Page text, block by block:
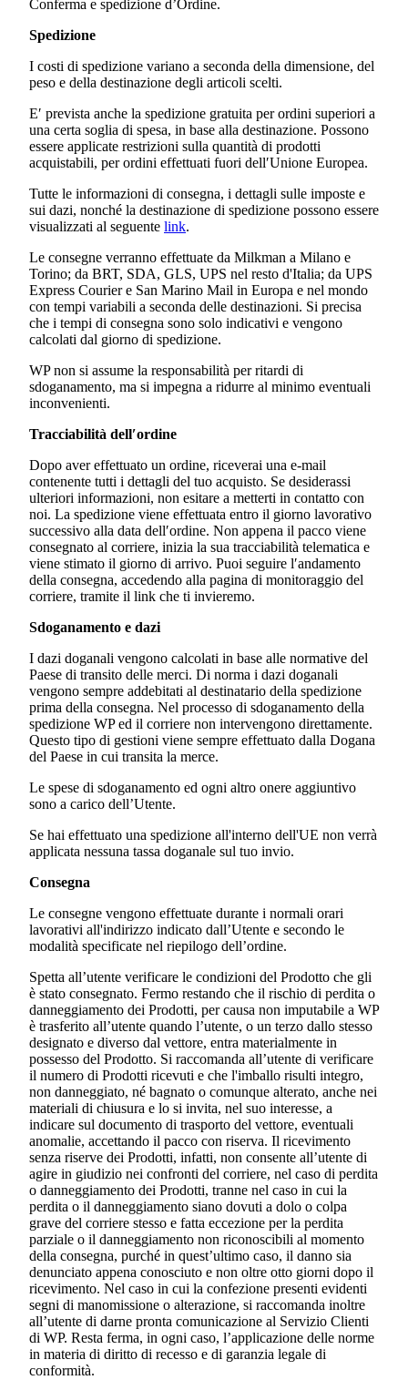
Conferma e spedizione d’Ordine.
Spedizione
I costi di spedizione variano a seconda della dimensione, del
peso e della destinazione degli articoli scelti.
E′ prevista anche la spedizione gratuita per ordini superiori a
una certa soglia di spesa, in base alla destinazione. Possono
essere applicate restrizioni sulla quantità di prodotti
acquistabili, per ordini effettuati fuori dell′Unione Europea.
Tutte le informazioni di consegna, i dettagli sulle imposte e
sui dazi, nonché la destinazione di spedizione possono essere
visualizzati al seguente link.
Le consegne verranno effettuate da Milkman a Milano e
Torino; da BRT, SDA, GLS, UPS nel resto d'Italia; da UPS
Express Courier e San Marino Mail in Europa e nel mondo
con tempi variabili a seconda delle destinazioni. Si precisa
che i tempi di consegna sono solo indicativi e vengono
calcolati dal giorno di spedizione.
WP non si assume la responsabilità per ritardi di
sdoganamento, ma si impegna a ridurre al minimo eventuali
inconvenienti.
Tracciabilità dell′ordine
Dopo aver effettuato un ordine, riceverai una e-mail
contenente tutti i dettagli del tuo acquisto. Se desiderassi
ulteriori informazioni, non esitare a metterti in contatto con
noi. La spedizione viene effettuata entro il giorno lavorativo
successivo alla data dell′ordine. Non appena il pacco viene
consegnato al corriere, inizia la sua tracciabilità telematica e
viene stimato il giorno di arrivo. Puoi seguire l′andamento
della consegna, accedendo alla pagina di monitoraggio del
corriere, tramite il link che ti invieremo.
Sdoganamento e dazi
I dazi doganali vengono calcolati in base alle normative del
Paese di transito delle merci. Di norma i dazi doganali
vengono sempre addebitati al destinatario della spedizione
prima della consegna. Nel processo di sdoganamento della
spedizione WP ed il corriere non intervengono direttamente.
Questo tipo di gestioni viene sempre effettuato dalla Dogana
del Paese in cui transita la merce.
Le spese di sdoganamento ed ogni altro onere aggiuntivo
sono a carico dell’Utente.
Se hai effettuato una spedizione all'interno dell'UE non verrà
applicata nessuna tassa doganale sul tuo invio.
Consegna
Le consegne vengono effettuate durante i normali orari
lavorativi all'indirizzo indicato dall’Utente e secondo le
modalità specificate nel riepilogo dell’ordine.
Spetta all’utente verificare le condizioni del Prodotto che gli
è stato consegnato. Fermo restando che il rischio di perdita o
danneggiamento dei Prodotti, per causa non imputabile a WP
è trasferito all’utente quando l’utente, o un terzo dallo stesso
designato e diverso dal vettore, entra materialmente in
possesso del Prodotto. Si raccomanda all’utente di verificare
il numero di Prodotti ricevuti e che l'imballo risulti integro,
non danneggiato, né bagnato o comunque alterato, anche nei
materiali di chiusura e lo si invita, nel suo interesse, a
indicare sul documento di trasporto del vettore, eventuali
anomalie, accettando il pacco con riserva. Il ricevimento
senza riserve dei Prodotti, infatti, non consente all’utente di
agire in giudizio nei confronti del corriere, nel caso di perdita
o danneggiamento dei Prodotti, tranne nel caso in cui la
perdita o il danneggiamento siano dovuti a dolo o colpa
grave del corriere stesso e fatta eccezione per la perdita
parziale o il danneggiamento non riconoscibili al momento
della consegna, purché in quest’ultimo caso, il danno sia
denunciato appena conosciuto e non oltre otto giorni dopo il
ricevimento. Nel caso in cui la confezione presenti evidenti
segni di manomissione o alterazione, si raccomanda inoltre
all’utente di darne pronta comunicazione al Servizio Clienti
di WP. Resta ferma, in ogni caso, l’applicazione delle norme
in materia di diritto di recesso e di garanzia legale di
conformità.